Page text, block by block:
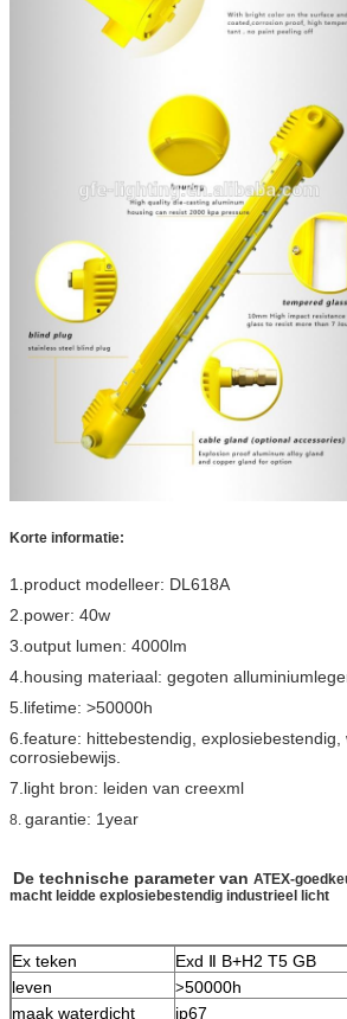
Korte informatie:
1.product modelleer: DL618A
2.power: 40w
3.output lumen: 4000lm
4.housing materiaal: gegoten
5.lifetime: >50000h
6.feature: hittebestendig, explosiebestendig,
corrosiebewijs.
7.light bron: leiden van creexml
8. garantie: 1year
De technische parameter van ATEX-
macht leidde explosiebestendig industrieel licht
Ex teken Exd Ⅱ B+H2 T5 GB
leven
>50000h
maak waterdicht
ip67